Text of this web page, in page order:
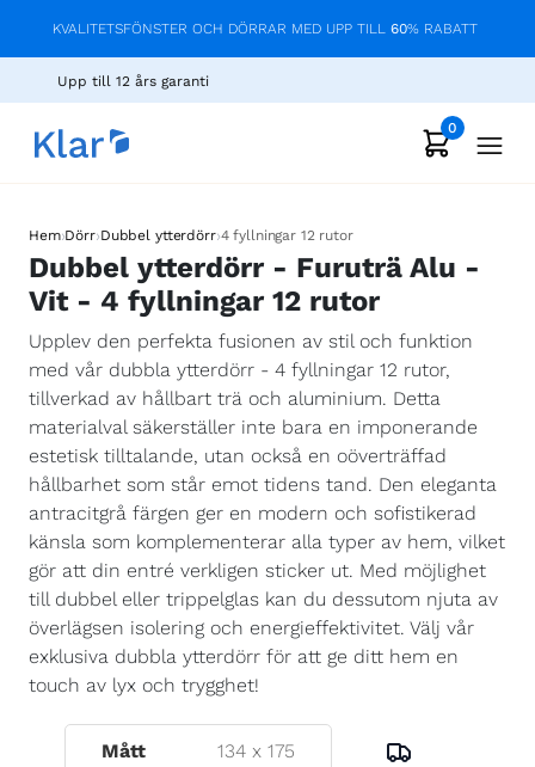
KVALITETSFÖNSTER OCH DÖRRAR MED UPP TILL 60% RABATT
Upp till 12 års garanti
0
Hem›Dörr›Dubbel ytterdörr›4 fyllningar 12 rutor
Dubbel ytterdörr - Furuträ Alu -
Vit - 4 fyllningar 12 rutor
Upplev den perfekta fusionen av stil och funktion
med vår dubbla ytterdörr - 4 fyllningar 12 rutor,
tillverkad av hållbart trä och aluminium. Detta
materialval säkerställer inte bara en imponerande
estetisk tilltalande, utan också en oöverträffad
hållbarhet som står emot tidens tand. Den eleganta
antracitgrå färgen ger en modern och sofistikerad
känsla som komplementerar alla typer av hem, vilket
gör att din entré verkligen sticker ut. Med möjlighet
till dubbel eller trippelglas kan du dessutom njuta av
överlägsen isolering och energieffektivitet. Välj vår
exklusiva dubbla ytterdörr för att ge ditt hem en
touch av lyx och trygghet!
Mått 134 x175